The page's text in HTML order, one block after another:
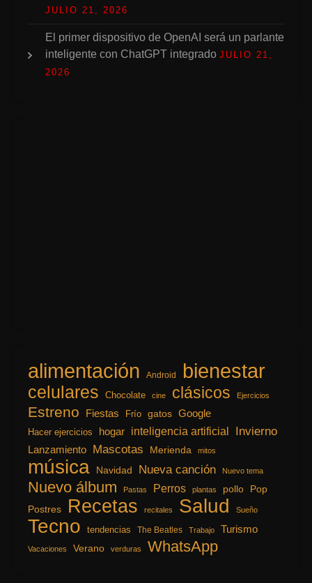
JULIO 21, 2026
El primer dispositivo de OpenAI será un parlante
inteligente con ChatGPT integrado JULIO 21,
2026
alimentación Android bienestar
celulares Chocolate cine clásicos Ejercicios
Estreno Fiestas Frío gatos Google
Hacer ejercicios hogar inteligencia artificial Invierno
Lanzamiento Mascotas Merienda mitos
música Navidad Nueva canción Nuevo tema
Nuevo álbum Pastas Perros plantas pollo
Pop
Postres
Recetas recitales Salud Sueño
Tecno tendencias The Beatles Trabajo Turismo
Vacaciones Verano verduras WhatsApp